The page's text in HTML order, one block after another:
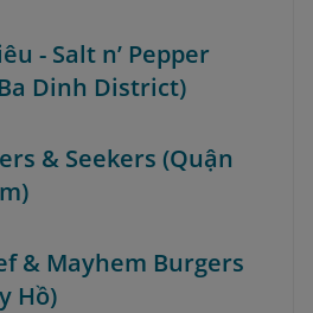
- Salt n’ Pepper
Dinh District)
& Seekers (Quận
& Mayhem Burgers
Hồ)